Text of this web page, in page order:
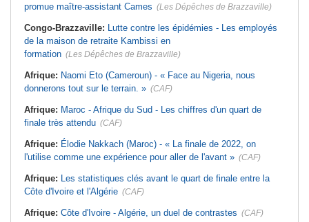
promue maître-assistant Cames (Les Dépêches de Brazzaville)
Congo-Brazzaville: Lutte contre les épidémies - Les employés
de la maison de retraite Kambissi en
formation (Les Dépêches de Brazzaville)
Afrique: Naomi Eto (Cameroun) - « Face au Nigeria, nous
donnerons tout sur le terrain. » (CAF)
Afrique: Maroc - Afrique du Sud - Les chiffres d'un quart de
finale très attendu (CAF)
Afrique: Élodie Nakkach (Maroc) - « La finale de 2022, on
l'utilise comme une expérience pour aller de l'avant » (CAF)
Afrique: Les statistiques clés avant le quart de finale entre la
Côte d'Ivoire et l'Algérie (CAF)
Afrique: Côte d'Ivoire - Algérie, un duel de contrastes (CAF)